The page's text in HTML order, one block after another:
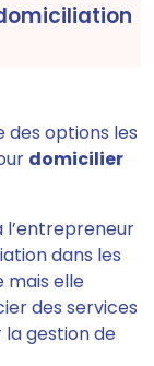
des options les
domicilier
l’entrepreneur
dans les
mais elle
des services
gestion de